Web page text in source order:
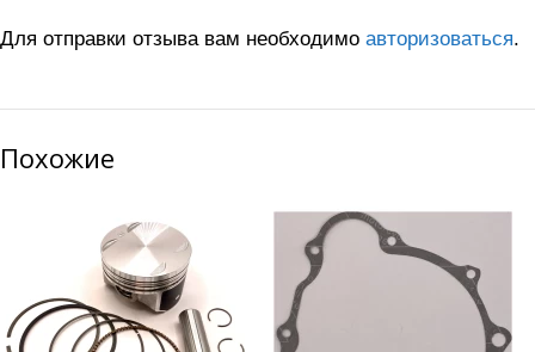
Для отправки отзыва вам необходимо авторизоваться.
Похожие